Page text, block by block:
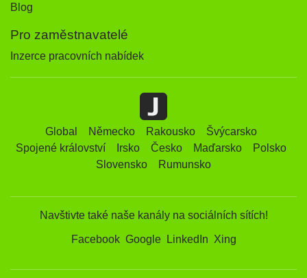
Blog
Pro zaměstnavatelé
Inzerce pracovních nabídek
Global Německo Rakousko
Švýcarsko
Spojené království
Irsko Česko Maďarsko
Polsko
Slovensko
Rumunsko
Navštivte také naše kanály na sociálních sítích!
Facebook Google LinkedIn Xing